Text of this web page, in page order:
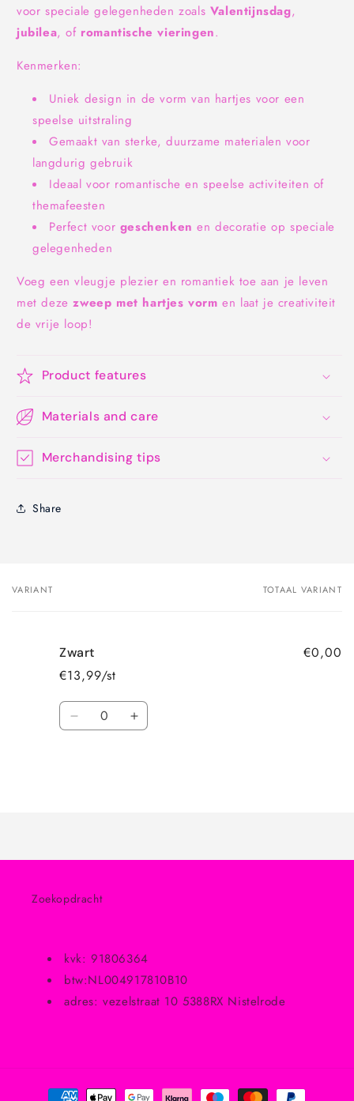
voor speciale gelegenheden zoals Valentijnsdag,
jubilea, of romantische vieringen.
Kenmerken:
Uniek design in de vorm van hartjes voor een
speelse uitstraling
Gemaakt van sterke, duurzame materialen voor
langdurig gebruik
Ideaal voor romantische en speelse activiteiten of
themafeesten
Perfect voor geschenken en decoratie op speciale
gelegenheden
Voeg een vleugje plezier en romantiek toe aan je leven
met dezezweep met hartjes vorm en laat je creativiteit
de vrije loop!
Product features
Materials and care
Merchandising tips
Share
Je
VARIANT TOTAAL VARIANT
Zwart
€13,99/st
€0,00
Aantal
Aantal
Aantal
Zoekopdracht
kvk: 91806364
btw:NL004917810B10
adres: vezelstraat 10 5388RX Nistelrode
Betaalmethoden